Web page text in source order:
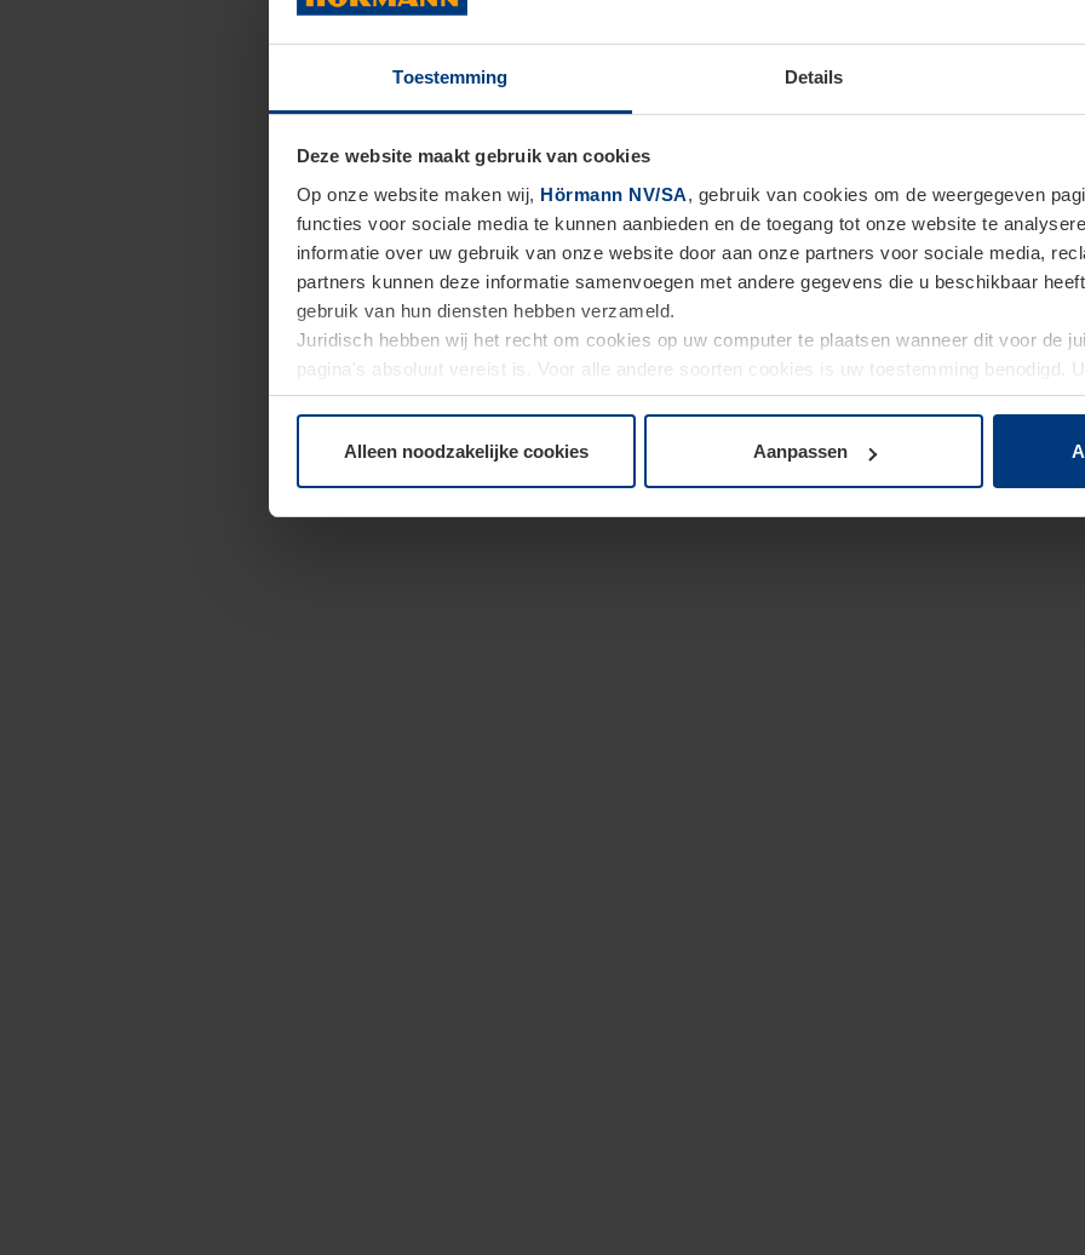
Toestemming Details
Deze website maakt gebruik van cookies
Op onze website maken wij, Hörmann NV/SA, gebruik van cookies om de weergegeven
functies voor sociale media te kunnen aanbieden en de toegang tot onze website te
informatie over uw gebruik van onze website door aan onze partners voor sociale media,
partners kunnen deze informatie samenvoegen met andere gegevens die u beschikbaar
gebruik van hun diensten hebben verzameld.
Juridisch hebben wij het recht om cookies op uw computer te plaatsen wanneer dit voor de
pagina's absoluut vereist is. Voor alle andere soorten cookies is uw toestemming benodigd.
moment bij de uitleg van de cookies op paginaPrivacyverklaringop onze website wijzigen
Alleen noodzakelijke cookies Aanpassen